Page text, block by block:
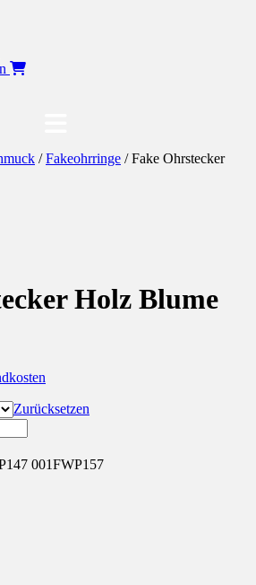
/Fakeohrringe / Fake Ohrstecker
Holz Blume
Zurücksetzen
001FWP157